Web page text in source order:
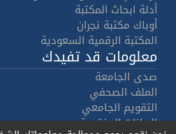
أدلة ابحاث المكتبة
أوباك مكتبة نجران
المكتبة الرقمية السعودية
معلومات قد تفيدك
صدى الجامعة
الملف الصحفي
التقويم الجامعي
البيانات المفتوحة